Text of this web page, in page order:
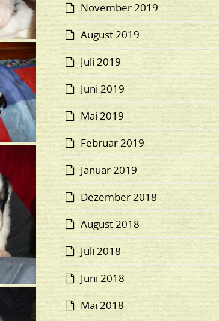
November 2019
August 2019
Juli 2019
Juni 2019
Mai 2019
Februar 2019
Januar 2019
Dezember 2018
August 2018
Juli 2018
Juni 2018
Mai 2018